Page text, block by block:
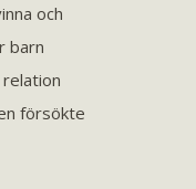
och
barn
försökte